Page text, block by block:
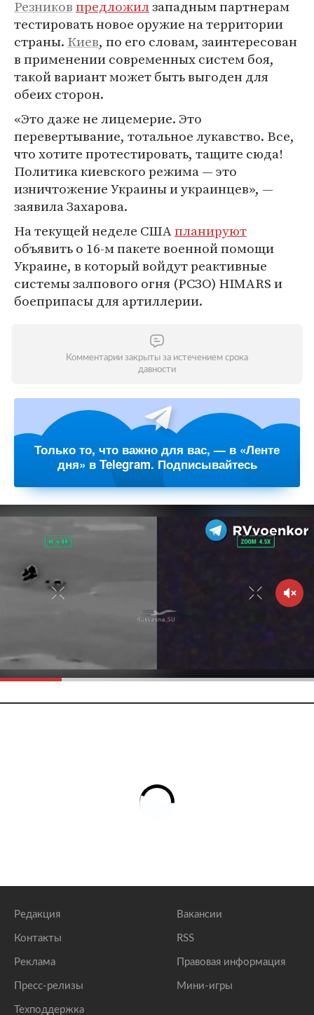
Резниковпредложилзападным партнерам
тестировать новое оружие на территории
страны. Киев, по его словам, заинтересован
в применении современных систем боя,
такой вариант может быть выгоден для
обеих сторон.
«Это даже не лицемерие. Это
перевертывание, тотальное лукавство. Все,
что хотите протестировать, тащите сюда!
Политика киевского режима — это
изничтожение Украины и украинцев», —
заявила Захарова.
На текущей неделе СШАпланируют
объявить о 16-м пакете военной помощи
Украине, в который войдут реактивные
системы залпового огня (РСЗО) HIMARS и
боеприпасы для артиллерии.
Комментарии закрыты за истечением срока
давности
Только то, что важно для вас, — в «Ленте
дня» в Telegram. Подписывайтесь
Редакция
Контакты
Реклама
Пресс-релизы
Техподдержка
Вакансии
RSS
Правовая информация
Мини-игры